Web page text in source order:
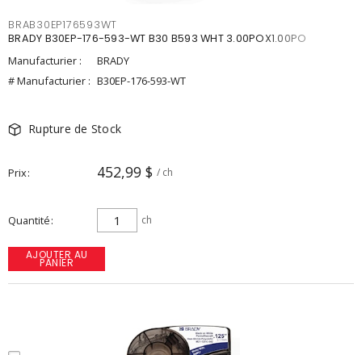
BRAB30EP176593WT
BRADY B30EP-176-593-WT B30 B593 WHT 3.00POX1.00PO
Manufacturier :
BRADY
# Manufacturier : B30EP-176-593-WT
Rupture de Stock
Prix 452,99 $ / ch
Quantité ch
AJOUTER AU
PANIER